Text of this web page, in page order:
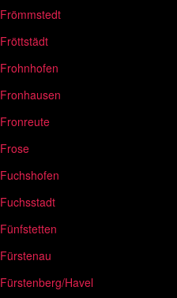
Frömmstedt
Fröttstädt
Frohnhofen
Fronhausen
Fronreute
Frose
Fuchshofen
Fuchsstadt
Fünfstetten
Fürstenau
Fürstenberg/Havel